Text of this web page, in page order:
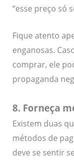
“esse preço só
Fique atento
enganosas.
comprar, ele
propaganda
8. Forneça
Existem duas
métodos de
deve se sentir